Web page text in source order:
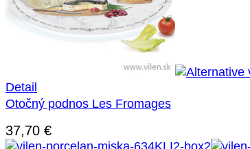
Detail
Otočný podnos Les Fromages
37,70 €